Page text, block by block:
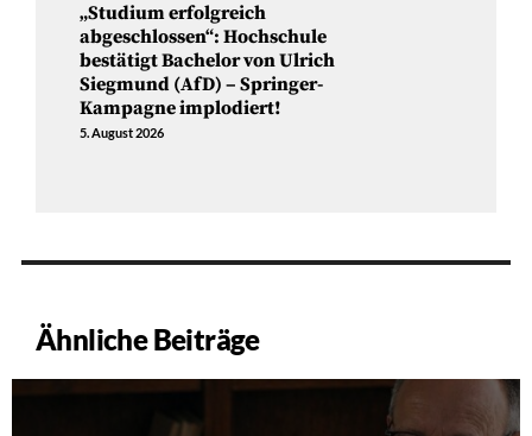
„Studium erfolgreich
abgeschlossen“: Hochschule
bestätigt Bachelor von Ulrich
Siegmund (AfD) – Springer-
Kampagne implodiert!
5. August 2026
Ähnliche Beiträge